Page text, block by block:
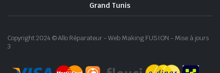
Grand Tunis
Copyright 2024 © Allo Réparateur - Web Making FUSION - Mise à jours
3